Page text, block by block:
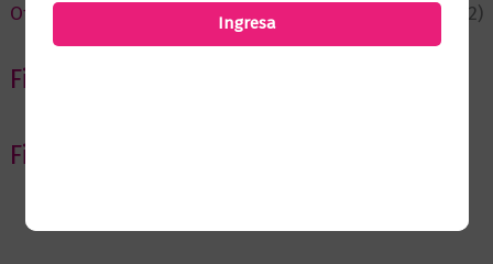
Ofertas
(12)
Filtrar por Autor
Filtrar por editorial
Ingresa